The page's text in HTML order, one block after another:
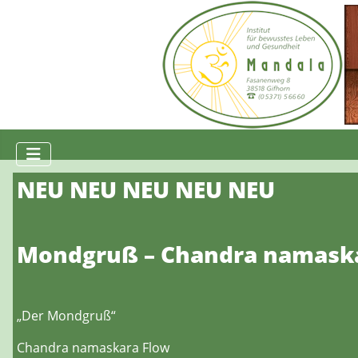
NEU NEU NEU NEU NEU
Mondgruß – Chandra
„Der Mondgruß“
Chandra namaskara Flow